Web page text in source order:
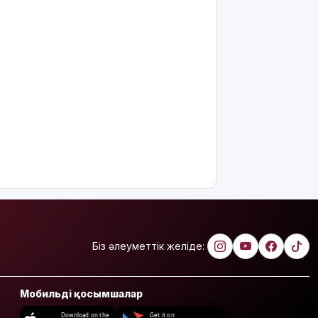
Астанада
былапыт
Мектеп
Біз әлеуметтік желіде:
Мобильді қосымшалар
Download on the Get it on